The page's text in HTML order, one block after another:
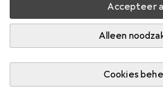
Accepteer
Alleen
Cookies